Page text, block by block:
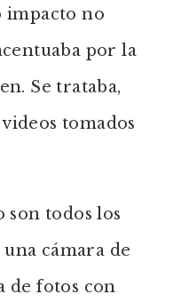
impacto no
por la
Se trataba,
tomados
son todos los
cámara de
de fotos con